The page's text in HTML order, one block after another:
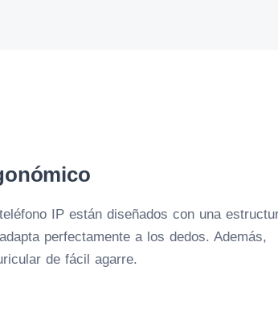
IP están diseñados con una
perfectamente a los dedos. Además,
de fácil agarre.